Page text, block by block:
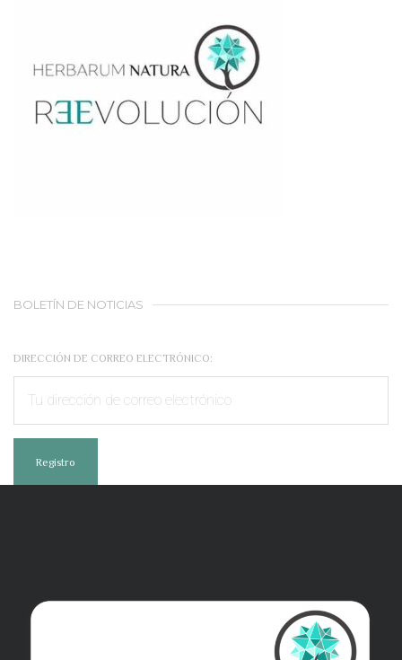
BOLETÍN DE NOTICIAS
DIRECCIÓN DE CORREO ELECTRÓNICO: